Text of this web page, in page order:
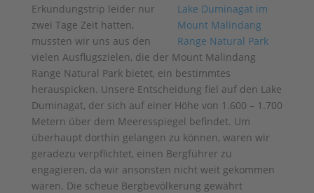
Erkundungstrip leider nur
zwei Tage Zeit hatten,
mussten wir uns aus den
vielen Ausflugszielen, die der Mount Malindang
Range Natural Park bietet, ein bestimmtes
herauspicken. Unsere Entscheidung fiel auf den Lake
Duminagat, der sich auf einer Höhe von 1.600 – 1.700
Metern über dem Meeresspiegel befindet. Um
überhaupt dorthin gelangen zu können, waren wir
geradezu verpflichtet, einen Bergführer zu
engagieren, da wir ansonsten nicht weit gekommen
wären. Die scheue Bergbevölkerung gewährt